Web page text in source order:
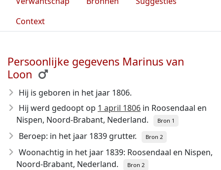
Context
Persoonlijke gegevens Marinus van
Loon
Hij is geboren in het jaar 1806.
Hij werd gedoopt op 1 april 1806 in Roosendaal en
Nispen, Noord-Brabant, Nederland.
Bron 1
Beroep: in het jaar 1839 grutter. Bron 2
Woonachtig in het jaar 1839: Roosendaal en Nispen,
Noord-Brabant, Nederland.
Bron 2